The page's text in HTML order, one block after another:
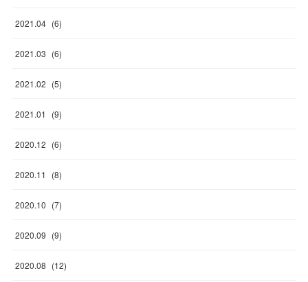
2021.04 (6)
2021.03 (6)
2021.02 (5)
2021.01 (9)
2020.12 (6)
2020.11 (8)
2020.10 (7)
2020.09 (9)
2020.08 (12)